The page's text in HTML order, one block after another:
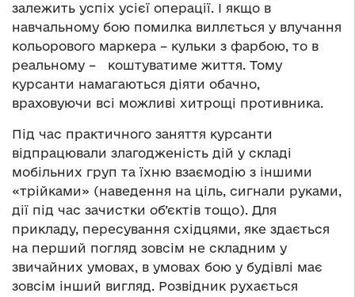
залежить успіх усієї операції. І якщо в
навчальному бою помилка виллється у влучання
кольорового маркера – кульки з фарбою, то в
реальному – коштуватиме життя. Тому
курсанти намагаються діяти обачно,
враховуючи всі можливі хитрощі противника.
Під час практичного заняття курсанти
відпрацювали злагодженість дій у складі
мобільних груп та їхню взаємодію з іншими
«трійками» (наведення на ціль, сигнали руками,
дії під час зачистки об’єктів тощо). Для
прикладу, пересування східцями, яке здається
на перший погляд зовсім не складним у
звичайних умовах, в умовах бою у будівлі має
зовсім інший вигляд. Розвідник рухається